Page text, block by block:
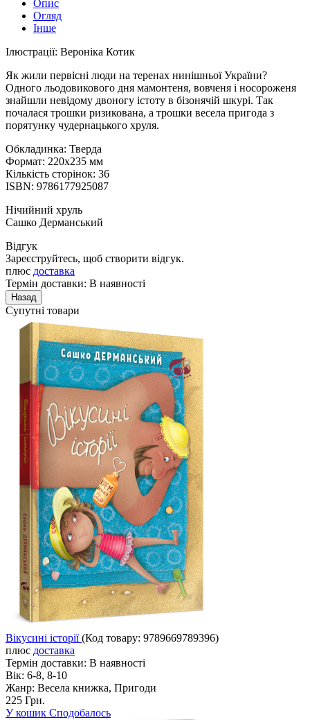
Опис
Огляд
Інше
Ілюстрації: Вероніка Котик
Як жили первісні люди на теренах нинішньої України?
Одного льодовикового дня мамонтеня, вовченя і носороженя
знайшли невідому двоногу істоту в бізонячій шкурі. Так
почалася трошки ризикована, а трошки весела пригода з
порятунку чудернацького хруля.
Обкладинка: Тверда
Формат: 220x235 мм
Кількість сторінок: 36
ISBN: 9786177925087
Нічийний хруль
Сашко Дерманський
Відгук
Зареєструйтесь, щоб створити відгук.
плюс доставка
Термін доставки: В наявності
Супутні товари
Вікусині історії(Код товару: 9789669789396)
плюс доставка
Термін доставки: В наявності
Вік: 6-8, 8-10
Жанр: Весела книжка, Пригоди
225 Грн.
У кошик Сподобалось